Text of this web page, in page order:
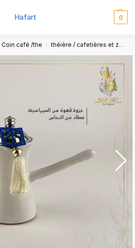
Hafart 0
Coin café /the / théière / cafetières et zazwa